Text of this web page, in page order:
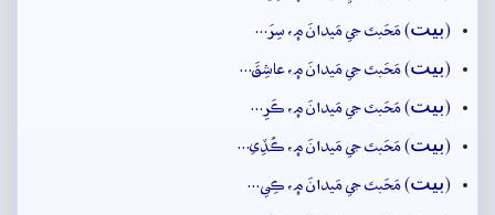
(بيت) مَحَبتَ جي مَيدانَ ۾، سِرَ…
(بيت) مَحَبتَ جي مَيدانَ ۾، عاشِقَ…
(بيت) مَحَبتَ جي مَيدانَ ۾، ڪَرِ…
(بيت) مَحَبتَ جي مَيدانَ ۾، ڪُڏِي…
(بيت) مَحَبتَ جي مَيدانَ ۾، ڪِي…